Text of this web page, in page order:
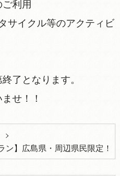
利用
サイクル等のアクティビ
了となります。
せ！！
ン】広島県・周辺県民限定！